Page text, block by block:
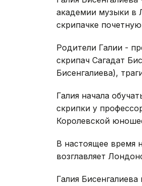
академии музыки в
скрипачке
Родители Галии -
скрипач Сагадат
Бисенгалиева),
Галия начала
скрипки у
Королевской
В настоящее время
возглавляет
Галия